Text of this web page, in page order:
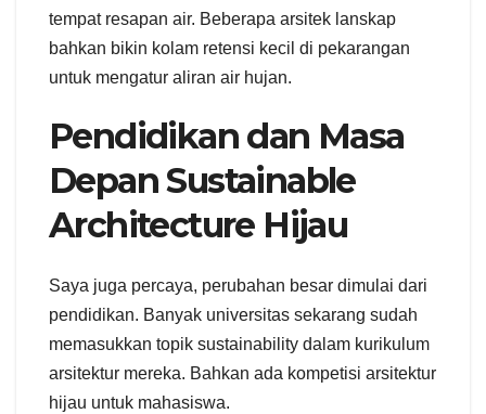
tempat resapan air. Beberapa arsitek lanskap
bahkan bikin kolam retensi kecil di pekarangan
untuk mengatur aliran air hujan.
Pendidikan dan Masa
Depan Sustainable
Architecture Hijau
Saya juga percaya, perubahan besar dimulai dari
pendidikan. Banyak universitas sekarang sudah
memasukkan topik sustainability dalam kurikulum
arsitektur mereka. Bahkan ada kompetisi arsitektur
hijau untuk mahasiswa.